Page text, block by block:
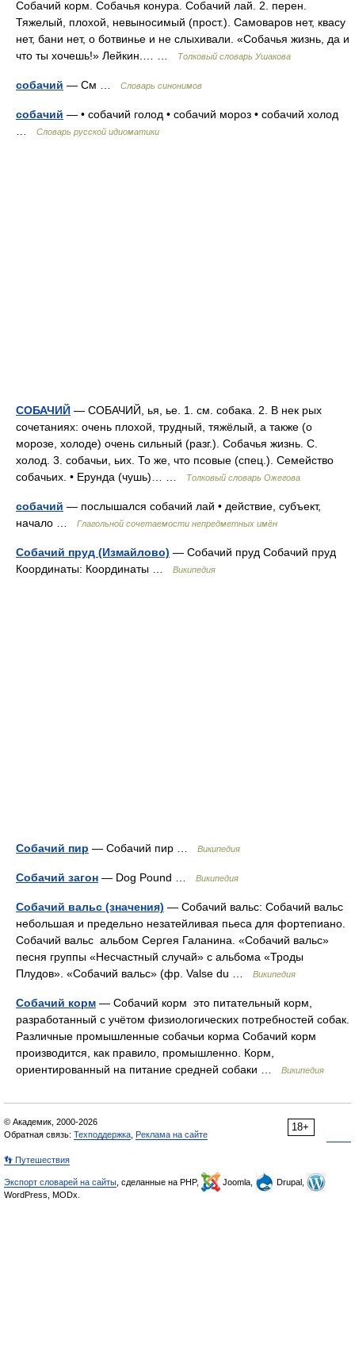
Собачий корм. Собачья конура. Собачий лай. 2. перен.
Тяжелый, плохой, невыносимый (прост.). Самоваров нет, квасу
нет, бани нет, о ботвинье и не слыхивали. «Собачья жизнь, да и
что ты хочешь!» Лейкин.… …
Толковый словарь Ушакова
собачий — См … Словарь синонимов
собачий — • собачий голод • собачий мороз • собачий холод
Словарь русской идиоматики
СОБАЧИЙ — СОБАЧИЙ, ья, ье. 1. см. собака. 2. В нек рых
сочетаниях: очень плохой, трудный, тяжёлый, а также (о
морозе, холоде) очень сильный (разг.). Собачья жизнь. С.
холод. 3. собачьи, ьих. То же, что псовые (спец.). Семейство
собачьих. • Ерунда (чушь)… …
Толковый словарь Ожегова
собачий — послышался собачий лай • действие, субъект,
начало …
Глагольной сочетаемости непредметных имён
Собачий пруд (Измайлово) — Собачий пруд Собачий пруд
Координаты: Координаты …
Википедия
Собачий пир — Собачий пир … Википедия
Собачий загон — Dog Pound … Википедия
Собачий вальс (значения) — Собачий вальс: Собачий вальс
небольшая и предельно незатейливая пьеса для фортепиано.
Собачий вальс альбом Сергея Галанина. «Собачий вальс»
песня группы «Несчастный случай» с альбома «Троды
Плудов». «Собачий вальс» (фр. Valse du …
Википедия
Собачий корм — Собачий корм это питательный корм,
разработанный с учётом физиологических потребностей собак.
Различные промышленные собачьи корма Собачий корм
производится, как правило, промышленно. Корм,
ориентированный на питание средней собаки …
Википедия
18+
© Академик, 2000-2026
Обратная связь: Техподдержка Реклама на сайте
👣 Путешествия
Экспорт словарей на сайты , сделанные на PHP, Joomla,
Drupal,
WordPress, MODx.